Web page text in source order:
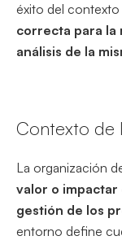
éxito del contexto
correcta para la
análisis de la
Contexto de
La organización
valor o
gestión de los
entorno define